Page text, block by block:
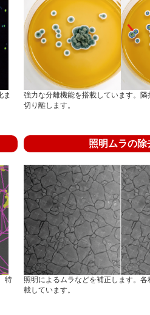
ま
強力な分離機能を搭載しています。
切り離します。
特
照明ムラの除
照明によるムラなどを補正します。
載しています。